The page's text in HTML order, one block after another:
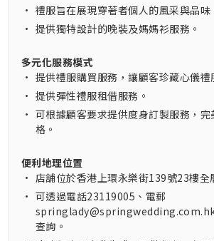
• 禮服旨在展現穿著者個人的風采與品味
• 提供獨特設計的晚裝及媽媽衫服務。
多元化服務模式
• 提供禮服購買服務，讓顧客珍藏心儀禮
• 提供彈性禮服租借服務。
• 可根據顧客要求提供度身訂製服務，
格。
便利地理位置
• 店舖位於香港上環永樂街139號23樓全
• 可透過電話23119005、電郵
springlady@springwedding.com.hk
查詢。